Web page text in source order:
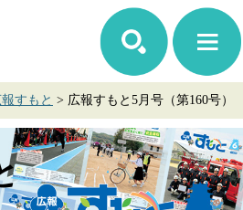
すもと > 広報すもと5月号（第160号）